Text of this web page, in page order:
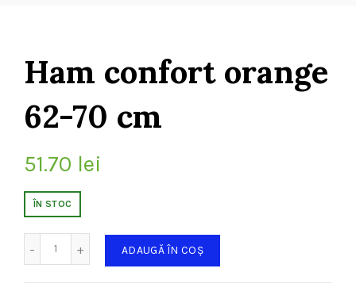
Ham confort orange
62-70 cm
51.70 lei
ÎN STOC
ADAUGĂ ÎN COȘ